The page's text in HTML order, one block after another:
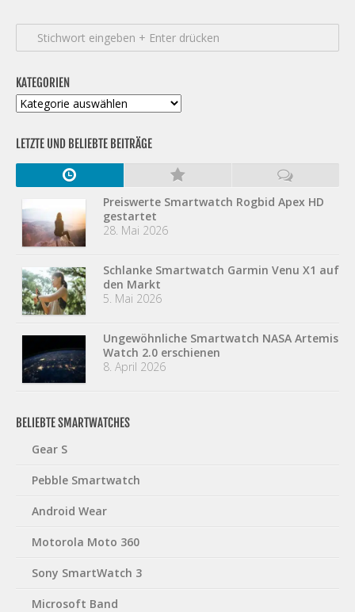
KATEGORIEN
Kategorien
LETZTE UND BELIEBTE BEITRÄGE
Preiswerte Smartwatch Rogbid Apex HD
gestartet
28. Mai 2026
Schlanke Smartwatch Garmin Venu X1 auf
den Markt
5. Mai 2026
Ungewöhnliche Smartwatch NASA Artemis
Watch 2.0 erschienen
8. April 2026
BELIEBTE SMARTWATCHES
Gear S
Pebble Smartwatch
Android Wear
Motorola Moto 360
Sony SmartWatch 3
Microsoft Band